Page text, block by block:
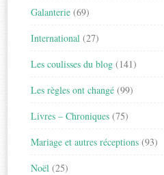
Galanterie (69)
International (27)
Les coulisses du blog (141)
Les règles ont changé (99)
Livres – Chroniques (75)
Mariage et autres réceptions (93)
Noël (25)